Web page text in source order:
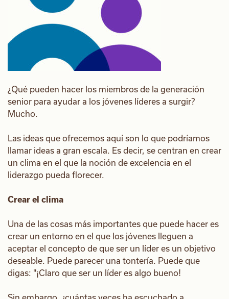
¿Qué pueden hacer los miembros de la generación
senior para ayudar a los jóvenes líderes a surgir?
Mucho.
Las ideas que ofrecemos aquí son lo que podríamos
llamar ideas a gran escala. Es decir, se centran en crear
un clima en el que la noción de excelencia en el
liderazgo pueda florecer.
Crear el clima
Una de las cosas más importantes que puede hacer es
crear un entorno en el que los jóvenes lleguen a
aceptar el concepto de que ser un líder es un objetivo
deseable. Puede parecer una tontería. Puede que
digas: "¡Claro que ser un líder es algo bueno!